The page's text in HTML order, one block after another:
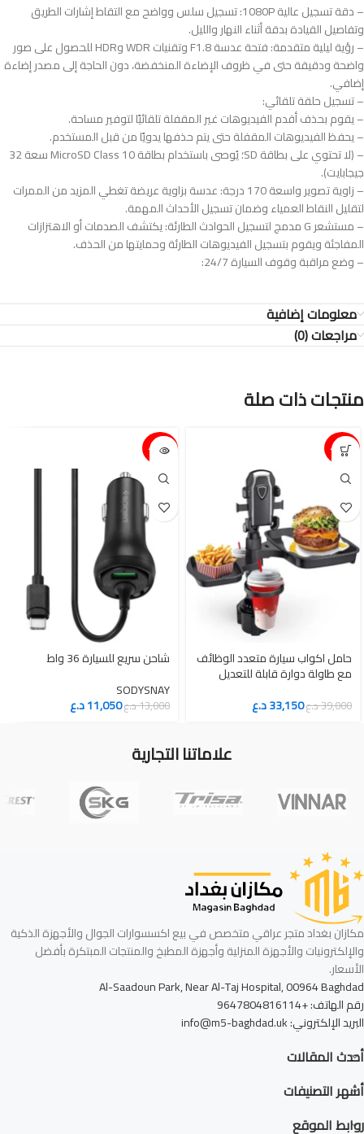
– دقة تسجيل عالية 1080P: تسجيل سلس وواضح مع التقاط إشارات الطريق
وتفاصيل القيادة بدقة أثناء النهار والليل.
– رؤية ليلية متقدمة: فتحة عدسة F1.8 وتقنيات WDR وHDR للحصول على صور
واضحة ودقيقة حتى في ظروف الإضاءة المنخفضة، دون الحاجة إلى مصدر إضاءة
إضافي.
– تسجيل حلقة تلقائي:
– يقوم بحذف أقدم الفيديوهات غير المقفلة تلقائيًا لتوفير مساحة.
– يحفظ الفيديوهات المقفلة حتى يتم حذفها يدويًا من قبل المستخدم.
– (لا تحتوي على بطاقة SD؛ يُوصى باستخدام بطاقة MicroSD Class 10 سعة 32
جيجابايت).
– زاوية تصوير واسعة 170 درجة: عدسة بزاوية عريضة تغطي المزيد من الممرات
لتقليل النقاط العمياء وضمان تسجيل الأحداث المهمة.
– مستشعر G مدمج لتسجيل الحوادث الطارئة: يكتشف الصدمات أو الاهتزازات
المفاجئة ويقوم بتسجيل الفيديوهات الطارئة وحمايتها من الحذف.
– وضع مراقبة وقوف السيارة 24/7:
معلومات إضافية
مراجعات (0)
منتجات ذات صلة
15%-
‎حامل اكواب سيارة متعدد الوظائف
مع طاولة دوارة قابلة للتعديل
39,000د.ع33,150د.ع
15%-
شاحن سريع للسيارة 36 واط
SODYSNAY
13,000د.ع11,050د.ع
علاماتنا التجارية
مكازان بغداد متجر عراقي متخصص في بيع اكسسوارات الجوال والأجهزة الذكية
والإلكترونيات والأجهزة المنزلية وأجهزة المطبخ والمنتجات المبتكرة بأفضل
الأسعار.
Al-Saadoun Park, Near Al-Taj Hospital, 00964 Baghdad
رقم الهاتف: +9647804816114
البريد الإلكتروني: info@m5-baghdad.uk
أحدث المقالات
أشهر التصنيفات
روابط الموقع